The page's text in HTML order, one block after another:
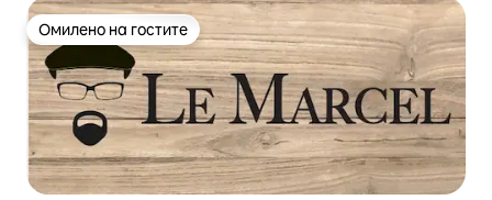
Омилено на гостите
Омилено на гостите